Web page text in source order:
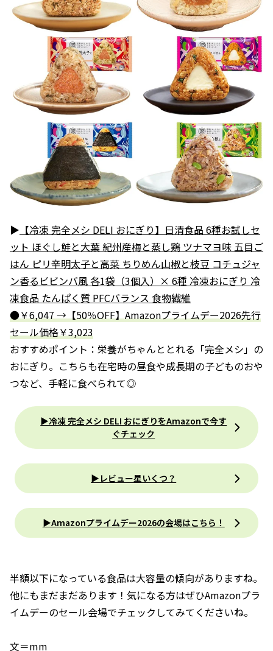
▶ 【冷凍 完全メシ DELI おにぎり】日清食品 6種お試しセ
ット ほぐし鮭と大葉 紀州産梅と蒸し鶏 ツナマヨ味 五目ご
はん ピリ辛明太子と高菜 ちりめん山椒と枝豆 コチュジャ
ン香るビビンバ風 各1袋（3個入）× 6種 冷凍おにぎり 冷
凍食品 たんぱく質 PFCバランス 食物繊維
●￥6,047 →【50％OFF】Amazonプライムデー2026先行
セール価格￥3,023
おすすめポイント：栄養がちゃんととれる「完全メシ」の
おにぎり。こちらも在宅時の昼食や成長期の子どものおや
つなど、手軽に食べられて◎
▶冷凍 完全メシ DELI おにぎりをAmazonで今す
ぐチェック
▶レビュー星いくつ？
▶︎Amazonプライムデー2026の会場はこちら！
半額以下になっている食品は大容量の傾向がありますね。
他にもまだまだあります！気になる方はぜひAmazonプラ
イムデーのセール会場でチェックしてみてくださいね。
文＝mm